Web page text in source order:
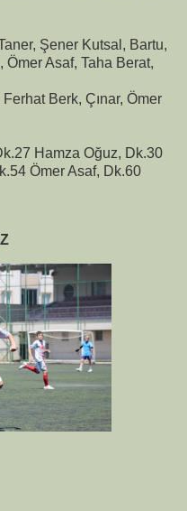
Şener Kutsal, Bartu,
Asaf, Taha Berat,
Berk, Çınar, Ömer
Hamza Oğuz, Dk.30
Ömer Asaf, Dk.60